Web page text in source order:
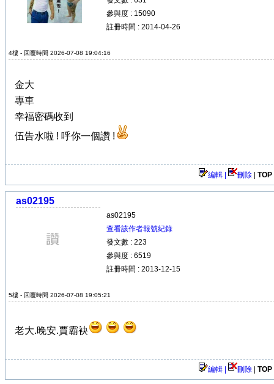
參與度 : 15090
註冊時間 : 2014-04-26
4樓 - 回覆時間 2026-07-08 19:04:16
金大
專車
幸福密碼收到
伍告水啦 ! 呼你一個讚 !
編輯 | 刪除 TOP
as02195
as02195
查看該作者報號紀錄
發文數 : 223
參與度 : 6519
註冊時間 : 2013-12-15
5樓 - 回覆時間 2026-07-08 19:05:21
老大.晚安.賈霸袂
編輯 | 刪除 TOP